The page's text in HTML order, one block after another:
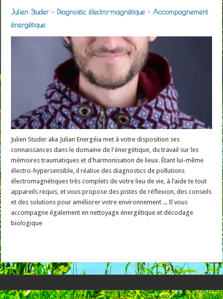
Julien Studer – Diagnostic électro-magnétique – Accompagnement
énergétique
Julien Studer aka Julian Energéia met à votre disposition ses
connaissances dans le domaine de l'énergétique, du travail sur les
mémoires traumatiques et d'harmonisation de lieux. Étant lui-même
électro-hypersensible, il réalise des diagnostics de pollutions
électromagnétiques très complets de votre lieu de vie, à l’aide te tout
appareils requis, et vous propose des pistes de réflexion, des conseils
et des solutions pour améliorer votre environnement ... Il vous
accompagne également en nettoyage énergétique et décodage
biologique